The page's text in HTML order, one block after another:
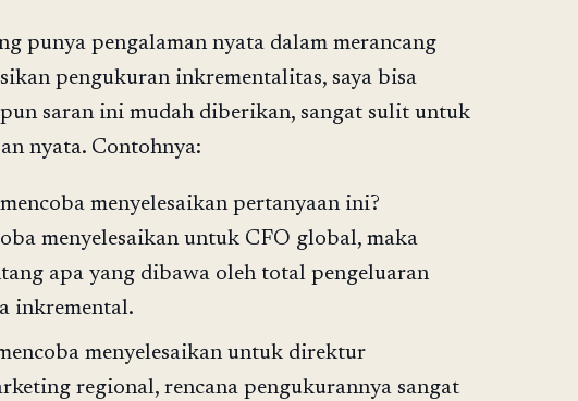
punya pengalaman nyata dalam merancang
pengukuran inkrementalitas, saya bisa
saran ini mudah diberikan, sangat sulit untuk
nyata. Contohnya:
menyelesaikan pertanyaan ini?
menyelesaikan untuk CFO global, maka
apa yang dibawa oleh total pengeluaran
inkremental.
menyelesaikan untuk direktur
regional, rencana pengukurannya sangat